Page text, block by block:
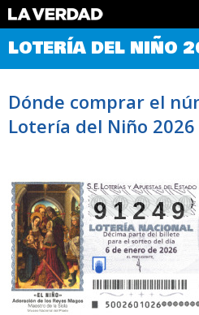
Comprobar Loteria del Niño
Premios
Noticias
Datos
LOTERÍA DEL NIÑO
Dónde comprar el
Lotería del Niño 2026
91249